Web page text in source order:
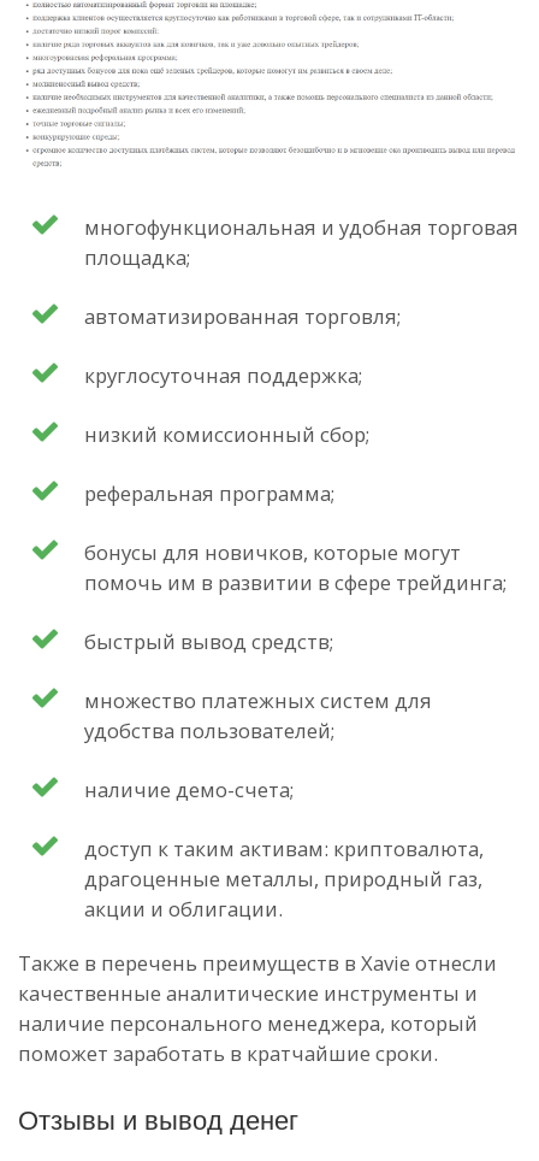
многофункциональная и удобная торговая
площадка;
автоматизированная торговля;
круглосуточная поддержка;
низкий комиссионный сбор;
реферальная программа;
бонусы для новичков, которые могут
помочь им в развитии в сфере трейдинга;
быстрый вывод средств;
множество платежных систем для
удобства пользователей;
наличие демо-счета;
доступ к таким активам: криптовалюта,
драгоценные металлы, природный газ,
акции и облигации.
Также в перечень преимуществ в Xavie отнесли
качественные аналитические инструменты и
наличие персонального менеджера, который
поможет заработать в кратчайшие сроки.
Отзывы и вывод денег